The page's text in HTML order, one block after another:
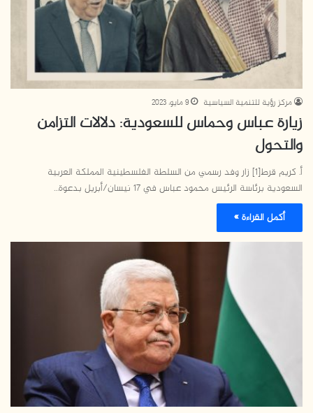
مركز رؤية للتنمية السياسية 9 مايو، 2023
زيارة عباس وحماس للسعودية: دلالات التزامن
والتحول
أ. كريم قرط[1] زار وفد رسمي من السلطة الفلسطينية المملكة العربية
السعودية برئاسة الرئيس محمود عباس في 17 نيسان/أبريل بدعوة…
أكمل القراءة »